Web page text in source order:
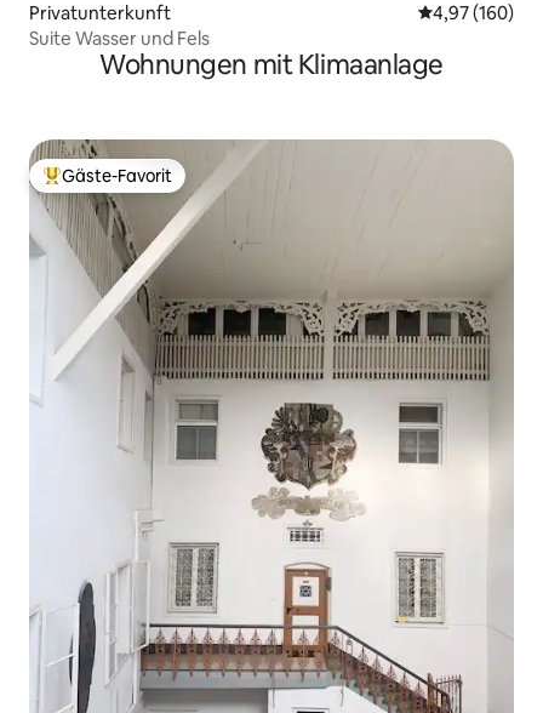
Privatunterkunft
4,97 (160)
Suite Wasser und Fels
Wohnungen mit Klimaanlage
Beliebter Gäste-Favorit.
Gäste-Favorit